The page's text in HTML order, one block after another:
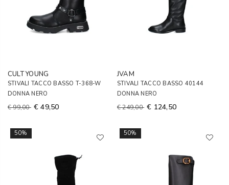
CULT YOUNG
STIVALI TACCO BASSO T-368-W
DONNA NERO
€ 99,00 € 49,50
JVAM
STIVALI TACCO BASSO 40144
DONNA NERO
€ 249,00 € 124,50
50% 50%